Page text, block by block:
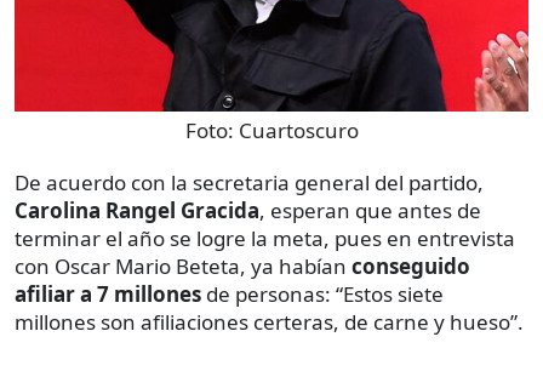
Foto: Cuartoscuro
De acuerdo con la secretaria general del partido,
Carolina Rangel Gracida, esperan que antes de
terminar el año se logre la meta, pues en entrevista
con Oscar Mario Beteta, ya habían conseguido
afiliar a 7 millones de personas: “Estos siete
millones son afiliaciones certeras, de carne y hueso”.